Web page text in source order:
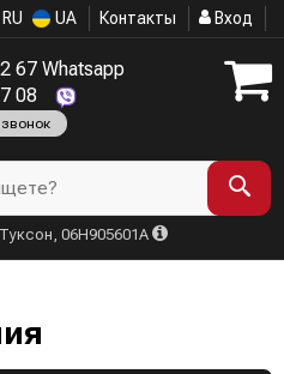
RU UA Контакты Вход
67 Whatsapp
08
06H905601A